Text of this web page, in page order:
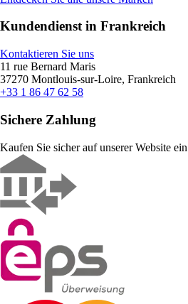
Kundendienst in Frankreich
Kontaktieren Sie uns
11 rue Bernard Maris
37270 Montlouis-sur-Loire, Frankreich
+33 1 86 47 62 58
Sichere Zahlung
Kaufen Sie sicher auf unserer Website ein